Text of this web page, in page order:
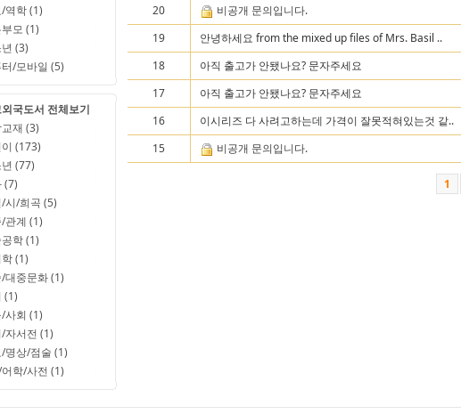
역학 (1)
모 (1)
(3)
/모바일 (5)
국도서 전체보기
재 (3)
(173)
(77)
(7)
시/희곡 (5)
관계 (1)
학 (1)
(1)
대중문화 (1)
(1)
사회 (1)
자서전 (1)
명상/점술 (1)
어학/사전 (1)
20
비공개 문의입니다.
19
안녕하세요 from the mixed up files of Mrs. Basil ..
18
아직 출고가 안됐나요? 문자주세요
17
아직 출고가 안됐나요? 문자주세요
16
이시리즈 다 사려고하는데 가격이 잘못적혀있는것 같..
15
비공개 문의입니다.
1